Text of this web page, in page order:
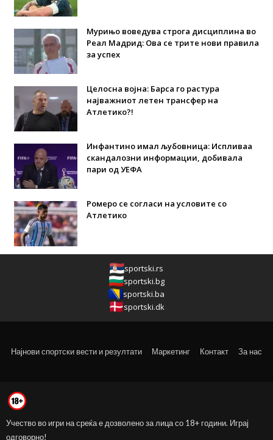
Мурињо воведува строга дисциплина во
Реал Мадрид: Ова се трите нови правила
за успех
Целосна војна: Барса го растура
најважниот летен трансфер на
Атлетико?!
Инфантино имал љубовница: Испливаа
скандалозни информации, добивала
пари од УЕФА
Ромеро се согласи на условите со
Атлетико
sportski.rs
sportski.bg
sportski.ba
sportski.dk
Најнови спортски вести и резултати Маркетинг Контакт За нас
Учество во игри на среќа е дозволено за лица со 18+ години. Играј
одговорно!